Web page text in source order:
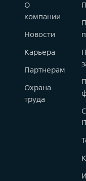
О
компании
Новости
Карьера
Партнерам
Охрана
труда